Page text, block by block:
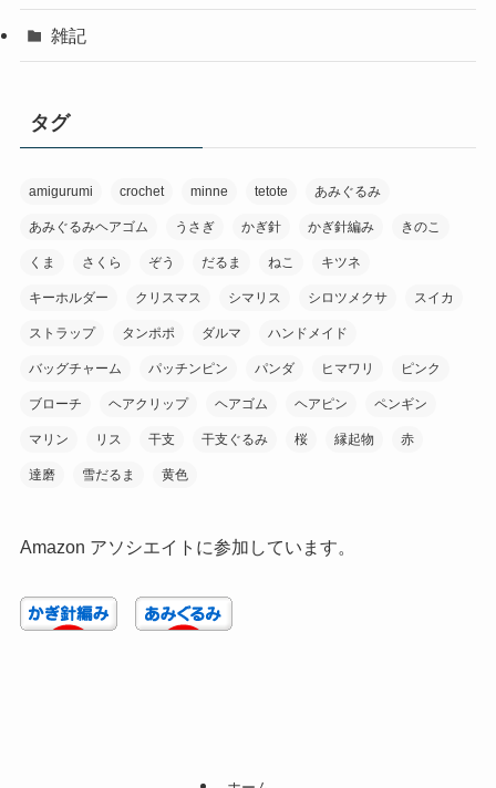
雑記
タグ
amigurumi crochet minne tetote あみぐるみ
あみぐるみヘアゴム うさぎ かぎ針 かぎ針編み きのこ
くま さくら ぞう だるま ねこ キツネ
キーホルダー クリスマス シマリス シロツメクサ スイカ
ストラップ タンポポ ダルマ ハンドメイド
バッグチャーム パッチンピン パンダ ヒマワリ ピンク
ブローチ ヘアクリップ ヘアゴム ヘアピン ペンギン
マリン リス 干支 干支ぐるみ 桜 縁起物 赤
達磨 雪だるま 黄色
Amazon アソシエイトに参加しています。